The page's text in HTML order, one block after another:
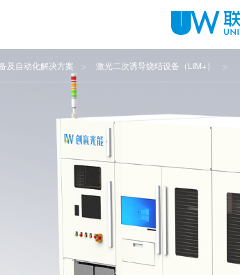
及自动化解决方案 激光二次诱导烧结设备（LIM+）